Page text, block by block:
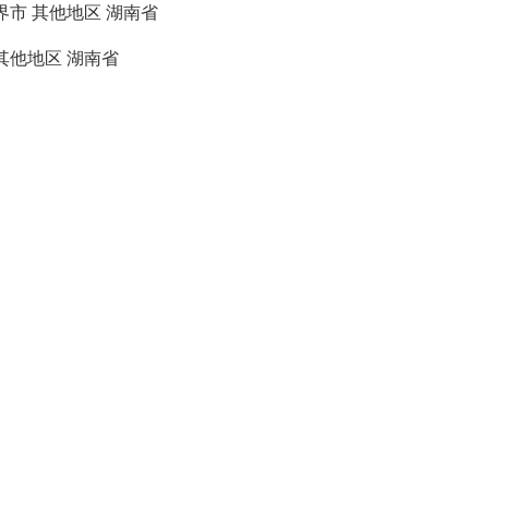
市 其他地区 湖南省
他地区 湖南省